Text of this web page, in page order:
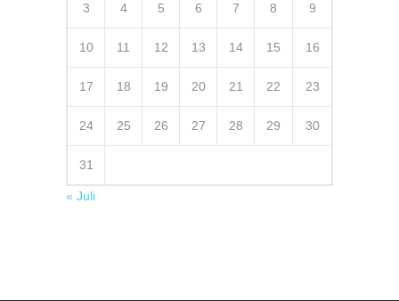
3 4 5 6 7 8 9
10 11 12 13 14 15 16
17 18 19 20 21 22 23
24 25 26 27 28 29 30
31
« Juli